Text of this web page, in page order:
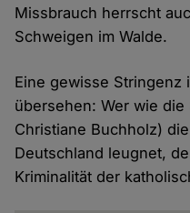
Missbrauch herrscht
Schweigen im Walde.
Eine gewisse Stringenz
übersehen: Wer wie
Christiane Buchholz)
Deutschland leugnet,
Kriminalität der